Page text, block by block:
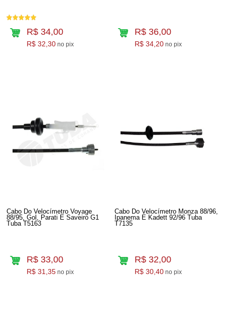
R$ 34,00
R$ 32,30 no pix
R$ 36,00
R$ 34,20 no pix
Cabo Do Velocímetro Voyage
88/95, Gol, Parati E Saveiro G1
Tuba T5163
R$ 33,00
R$ 31,35 no pix
Cabo Do Velocímetro Monza 88/96,
Ipanema E Kadett 92/96 Tuba
T7135
R$ 32,00
R$ 30,40 no pix